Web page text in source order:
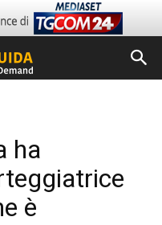
ha
è